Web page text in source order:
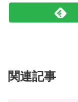
関連記事